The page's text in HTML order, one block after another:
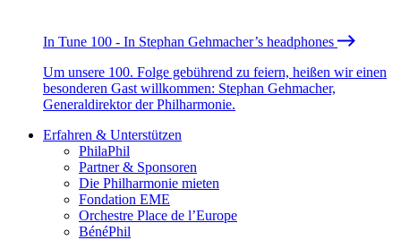
In Tune 100 - In Stephan Gehmacher’s headphones
Um unsere 100. Folge gebührend zu feiern, heißen wir einen
besonderen Gast willkommen: Stephan Gehmacher,
Generaldirektor der Philharmonie.
Erfahren & Unterstützen
PhilaPhil
Partner & Sponsoren
Die Philharmonie mieten
Fondation EME
Orchestre Place de l’Europe
BénéPhil